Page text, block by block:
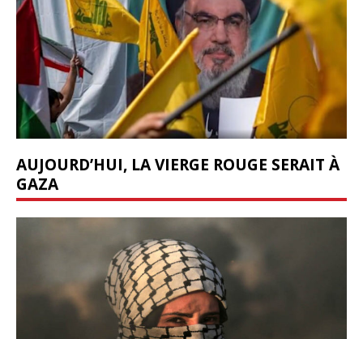
AUJOURD’HUI, LA VIERGE ROUGE SERAIT À
GAZA